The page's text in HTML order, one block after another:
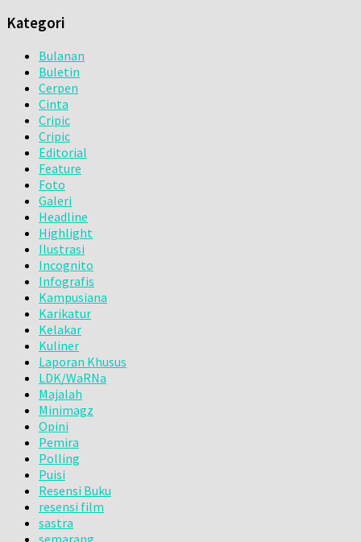
Kategori
Bulanan
Buletin
Cerpen
Cinta
Cripic
Cripic
Editorial
Feature
Foto
Galeri
Headline
Highlight
Ilustrasi
Incognito
Infografis
Kampusiana
Karikatur
Kelakar
Kuliner
Laporan Khusus
LDK/WaRNa
Majalah
Minimagz
Opini
Pemira
Polling
Puisi
Resensi Buku
resensi film
sastra
semarang